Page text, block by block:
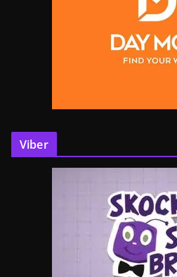
Viber